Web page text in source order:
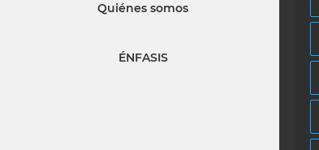
Quiénes somos
ÉNFASIS